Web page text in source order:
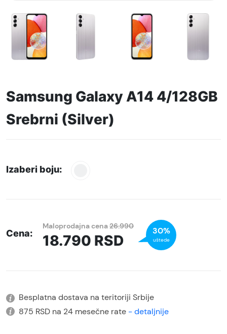
Samsung Galaxy A14 4/128GB
Srebrni (Silver)
Izaberi boju:
Cena:
Maloprodajna cena26.990
18.790 RSD
30%
uštede
Besplatna dostava na teritoriji Srbije
875 RSD na 24 mesečne rate - detaljnije